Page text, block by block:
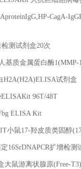
CagA-
测试剂盒20次
人基质金属蛋白酶
H2A(H2A)ELISA试剂盒
96T/48T
ELISA Kit
小鼠17-羟皮质类固醇
16SrDNAPCR扩增检测
大鼠游离状腺原(Free-